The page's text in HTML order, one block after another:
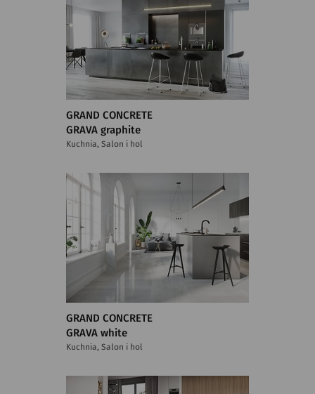
GRAND CONCRETE
GRAVA graphite
Kuchnia, Salon i hol
GRAND CONCRETE
GRAVA white
Kuchnia, Salon i hol